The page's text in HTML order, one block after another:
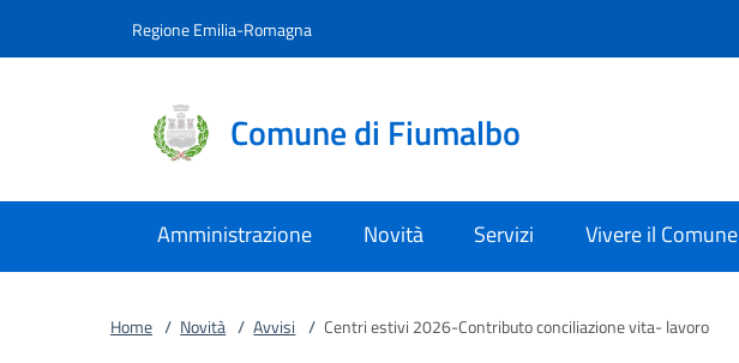
Regione Emilia-Romagna
Comune di Fiumalbo
Amministrazione Novità Servizi Vivere il Comune
Home / Novità / Avvisi / Centri estivi 2026-Contributo conciliazione vita- lavoro